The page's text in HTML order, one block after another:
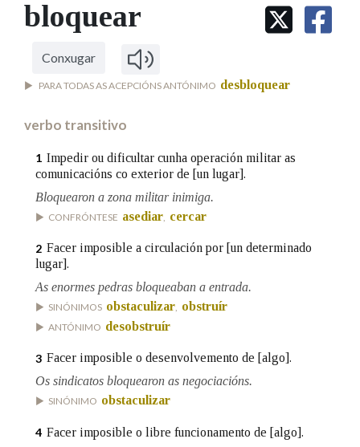
IDENTIDADE CORPORATIVA
MARCIAL DEL ADALID
FIGURAS HOMENAXEADAS
PRIMAVERA DAS LETRAS
Facebook
TwitterYoutubeInstagram
Bluesky
BUSCAR NOS LEMAS
Comeza por
Contén
BUSCAR NO CONTIDO
Nas definicións
Na fraseoloxía
bloquear
Conxugar
PARA TODAS AS ACEPCIÓNS ANTÓNIMO desbloquear
verbo transitivo
1 Impedir ou dificultar cunha operación militar as
comunicacións co exterior de [un lugar].
Bloquearon a zona militar inimiga.
CONFRÓNTESE asediar cercar
2 Facer imposible a circulación por [un determinado
lugar].
As enormes pedras bloqueaban a entrada.
SINÓNIMOS obstaculizar obstruír
ANTÓNIMO desobstruír
3 Facer imposible o desenvolvemento de [algo].
Os sindicatos bloquearon as negociacións.
SINÓNIMO obstaculizar
4 Facer imposible o libre funcionamento de [algo].